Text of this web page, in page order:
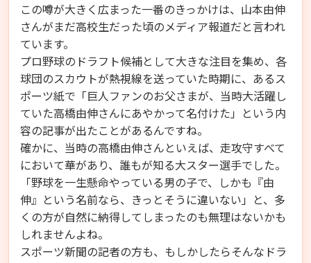
この噂が大きく広まった一番のきっかけは、山本由伸
さんがまだ高校生だった頃のメディア報道だと言われ
ています。
プロ野球のドラフト候補として大きな注目を集め、各
球団のスカウトが熱視線を送っていた時期に、あるス
ポーツ紙で「巨人ファンのお父さまが、当時大活躍し
ていた高橋由伸さんにあやかって名付けた」という内
容の記事が出たことがあるんですね。
確かに、当時の高橋由伸さんといえば、走攻守すべて
において華があり、誰もが知る大スター選手でした。
「野球を一生懸命やっている男の子で、しかも『由
伸』という名前なら、きっとそうに違いない」と、多
くの方が自然に納得してしまったのも無理はないかも
しれませんよね。
スポーツ新聞の記者の方も、もしかしたらそんなドラ